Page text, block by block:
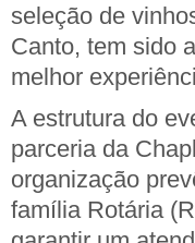
seleção de
Canto, tem sido
melhor
A estrutura do
parceria da
organização
família Rotária